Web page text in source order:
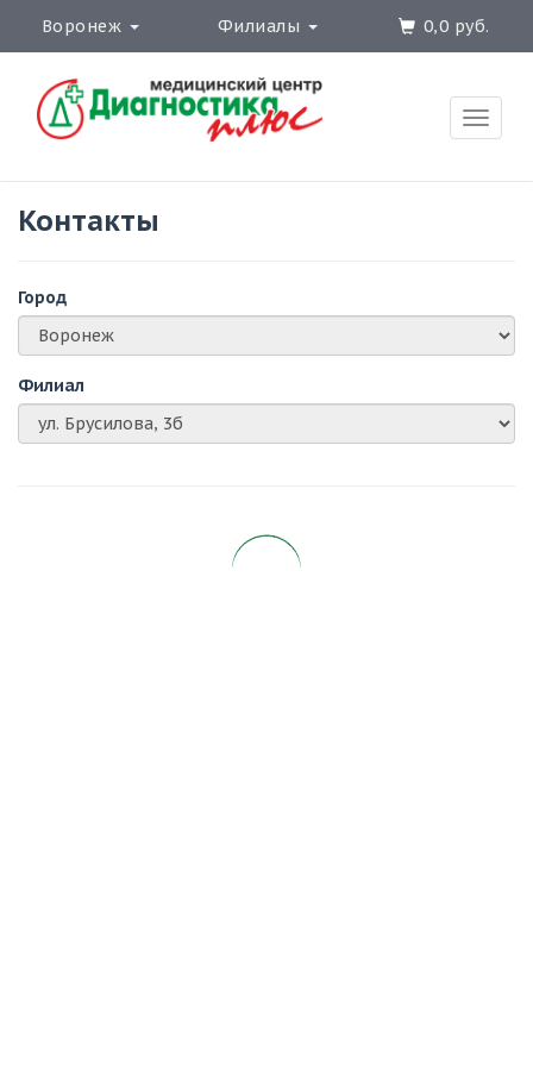
Воронеж Филиалы 0,0 руб.
Toggle
Контакты
Город
Филиал